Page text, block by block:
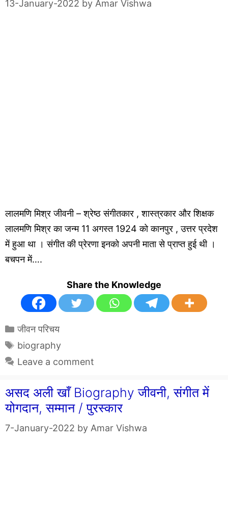
13-January-2022 by Amar Vishwa
लालमणि मिश्र जीवनी – श्रेष्ठ संगीतकार , शास्त्रकार और शिक्षक
लालमणि मिश्र का जन्म 11 अगस्त 1924 को कानपुर , उत्तर प्रदेश
में हुआ था । संगीत की प्रेरणा इनको अपनी माता से प्राप्त हुई थी ।
बचपन में….
Share the Knowledge
Categories
जीवन परिचय
Tags
biography
Leave a comment
असद अली खाँ Biography जीवनी, संगीत में
योगदान, सम्मान / पुरस्कार
7-January-2022 by Amar Vishwa